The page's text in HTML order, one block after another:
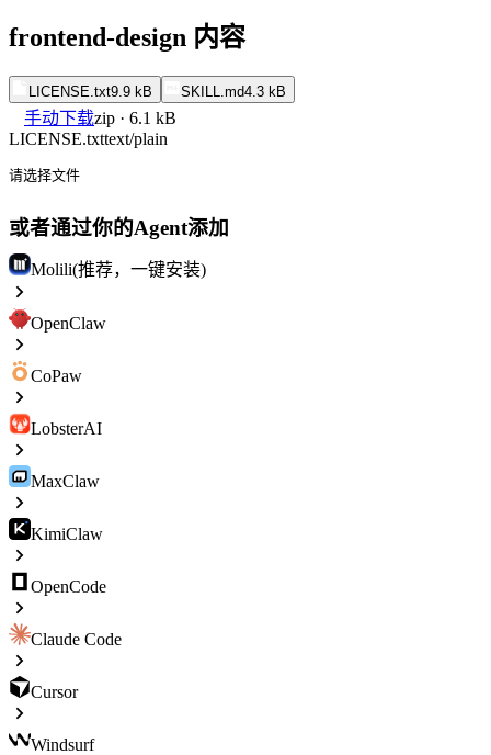
frontend-design 内容
LICENSE.txt9.9 kB SKILL.md4.3 kB
手动下载zip · 6.1 kB
LICENSE.txttext/plain
请选择文件
或者通过你的Agent添加
Molili(推荐，一键安装)
OpenClaw
CoPaw
LobsterAI
MaxClaw
KimiClaw
OpenCode
Claude Code
Cursor
Windsurf